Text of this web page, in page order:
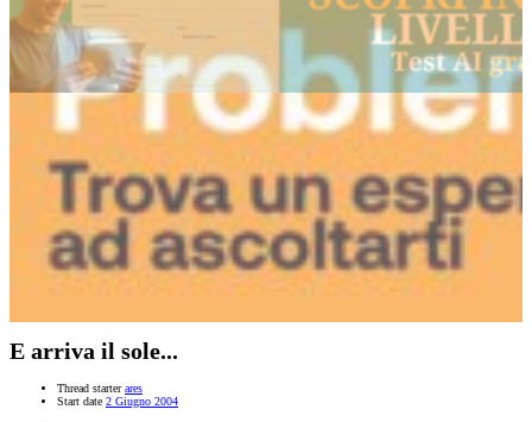
E arriva il sole...
Thread starter ares
Start date 2 Giugno 2004